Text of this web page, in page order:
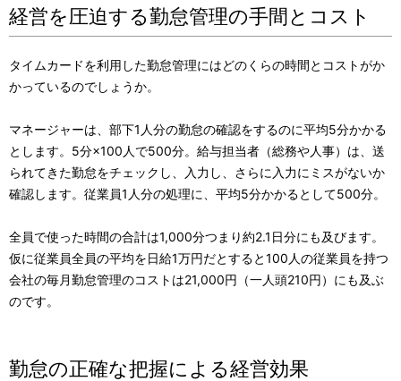
経営を圧迫する勤怠管理の手間とコスト
タイムカードを利用した勤怠管理にはどのくらの時間とコストがか
かっているのでしょうか。
マネージャーは、部下1人分の勤怠の確認をするのに平均5分かかる
とします。5分×100人で500分。給与担当者（総務や人事）は、送
られてきた勤怠をチェックし、入力し、さらに入力にミスがないか
確認します。従業員1人分の処理に、平均5分かかるとして500分。
全員で使った時間の合計は1,000分つまり約2.1日分にも及びます。
仮に従業員全員の平均を日給1万円だとすると100人の従業員を持つ
会社の毎月勤怠管理のコストは21,000円（一人頭210円）にも及ぶ
のです。
勤怠の正確な把握による経営効果